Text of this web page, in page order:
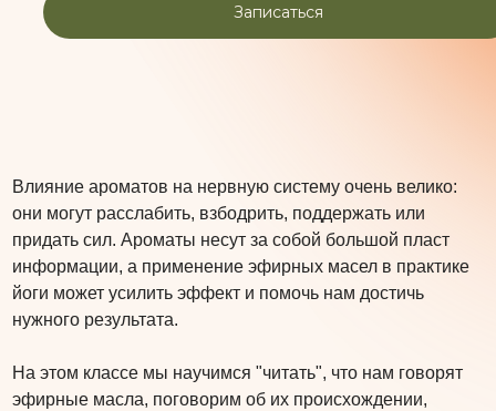
Влияние ароматов на нервную систему очень велико:
они могут расслабить, взбодрить, поддержать или
придать сил. Ароматы несут за собой большой пласт
информации, а применение эфирных масел в практике
йоги может усилить эффект и помочь нам достичь
нужного результата.
На этом классе мы научимся "читать", что нам говорят
эфирные масла, поговорим об их происхождении,
Записаться